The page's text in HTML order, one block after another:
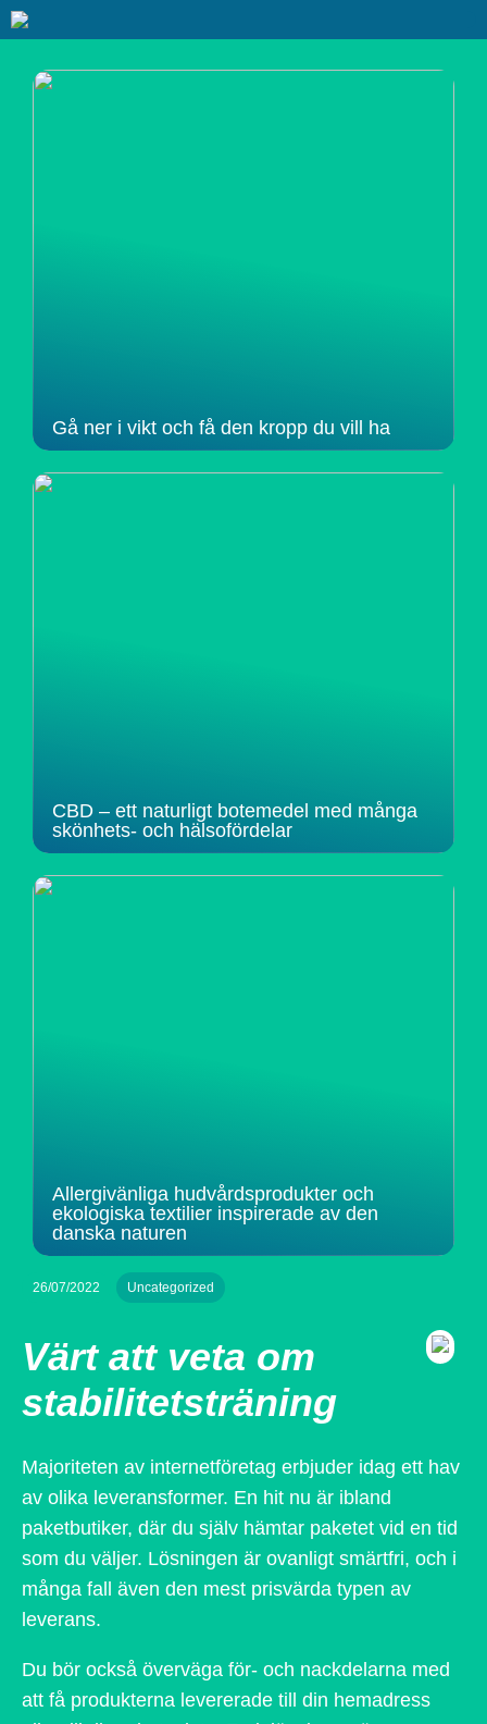
Gå ner i vikt och få den kropp du vill ha
CBD – ett naturligt botemedel med många
skönhets- och hälsofördelar
Allergivänliga hudvårdsprodukter och
ekologiska textilier inspirerade av den
danska naturen
26/07/2022 Uncategorized
Värt att veta om
stabilitetsträning
Majoriteten av internetföretag erbjuder idag ett hav
av olika leveransformer. En hit nu är ibland
paketbutiker, där du själv hämtar paketet vid en tid
som du väljer. Lösningen är ovanligt smärtfri, och i
många fall även den mest prisvärda typen av
leverans.
Du bör också överväga för- och nackdelarna med
att få produkterna levererade till din hemadress